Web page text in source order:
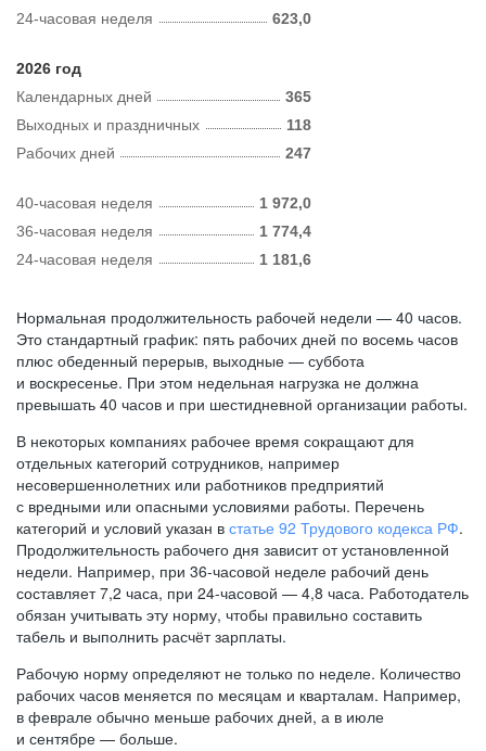
24-часовая неделя
623,0
2026 год
Календарных дней
365
Рабочих дней 247
Выходных и праздничных 118
40-часовая неделя
1 972,0
36-часовая неделя
1 774,4
24-часовая неделя
1 181,6
Нормальная продолжительность рабочей недели — 40 часов.
Это стандартный график: пять рабочих дней по восемь часов
плюс обеденный перерыв, выходные — суббота
и воскресенье. При этом недельная нагрузка не должна
превышать 40 часов и при шестидневной организации работы.
В некоторых компаниях рабочее время сокращают для
отдельных категорий сотрудников, например
несовершеннолетних или работников предприятий
с вредными или опасными условиями работы. Перечень
категорий и условий указан в статье 92 Трудового кодекса РФ.
Продолжительность рабочего дня зависит от установленной
недели. Например, при 36-часовой неделе рабочий день
составляет 7,2 часа, при 24-часовой — 4,8 часа. Работодатель
обязан учитывать эту норму, чтобы правильно составить
табель и выполнить расчёт зарплаты.
Рабочую норму определяют не только по неделе. Количество
рабочих часов меняется по месяцам и кварталам. Например,
в феврале обычно меньше рабочих дней, а в июле
и сентябре — больше.